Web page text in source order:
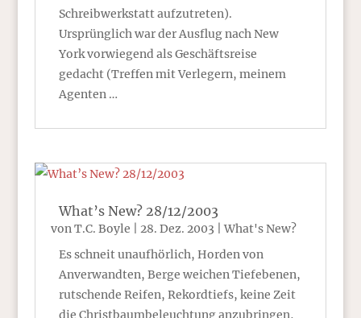
Schreibwerkstatt aufzutreten).
Ursprünglich war der Ausflug nach New
York vorwiegend als Geschäftsreise
gedacht (Treffen mit Verlegern, meinem
Agenten …
What’s New? 28/12/2003
vonT.C. Boyle 28. Dez. 2003 |What's New?
Es schneit unaufhörlich, Horden von
Anverwandten, Berge weichen Tiefebenen,
rutschende Reifen, Rekordtiefs, keine Zeit
die Christbaumbeleuchtung anzubringen,